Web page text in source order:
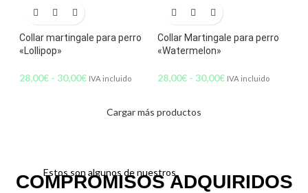
Collar martingale para perro
«Lollipop»
28,00€ - 30,00€ IVA incluido
Collar Martingale para perro
«Watermelon»
28,00€ - 30,00€ IVA incluido
Cargar más productos
Estos son algunos de nuestros
COMPROMISOS ADQUIRIDOS